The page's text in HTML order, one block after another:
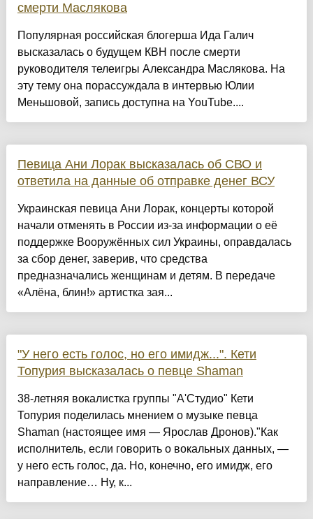
смерти Маслякова
Популярная российская блогерша Ида Галич
высказалась о будущем КВН после смерти
руководителя телеигры Александра Маслякова. На
эту тему она порассуждала в интервью Юлии
Меньшовой, запись доступна на YouTube....
Певица Ани Лорак высказалась об СВО и
ответила на данные об отправке денег ВСУ
Украинская певица Ани Лорак, концерты которой
начали отменять в России из-за информации о её
поддержке Вооружённых сил Украины, оправдалась
за сбор денег, заверив, что средства
предназначались женщинам и детям. В передаче
«Алёна, блин!» артистка зая...
"У него есть голос, но его имидж...". Кети
Топурия высказалась о певце Shaman
38-летняя вокалистка группы "А'Студио" Кети
Топурия поделилась мнением о музыке певца
Shaman (настоящее имя — Ярослав Дронов)."Как
исполнитель, если говорить о вокальных данных, —
у него есть голос, да. Но, конечно, его имидж, его
направление… Ну, к...